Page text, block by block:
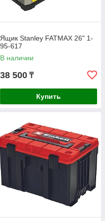
Ящик Stanley FATMAX 26" 1-
95-617
В наличии
38 500 ₸
Купить